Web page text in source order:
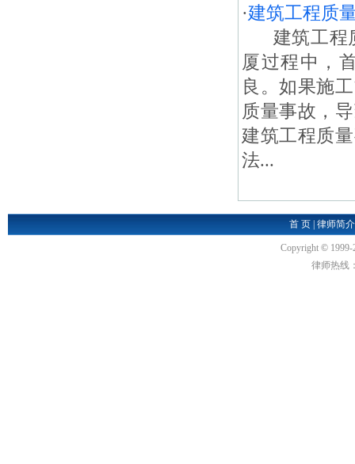
·建筑工程质
建筑工程
厦过程中，
良。如果施
质量事故，
建筑工程质
法...
首 页| 律师简介
Copyright ©
律师热线